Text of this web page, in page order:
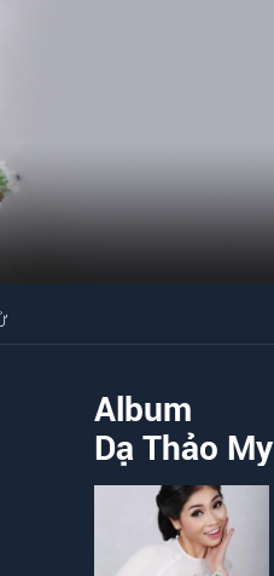
Album
Dạ Thảo My